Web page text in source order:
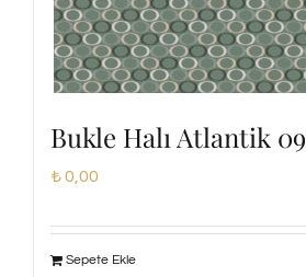
Bukle Halı Atlantik 09
₺0,00
Sepete Ekle